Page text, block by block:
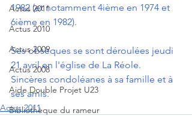
Actus 2011
Actus 2010
Actus 2009
Actus 2008
Aide Double Projet U23
Bibliothèque du rameur
1982 (et notamment 4ième en 1974 et
6ième en 1982).
Ses obsèques se sont déroulées jeudi
21 avril en l'église de La Réole.
Sincères condoléanes à sa famille et à
ses amis.
Actus 2011